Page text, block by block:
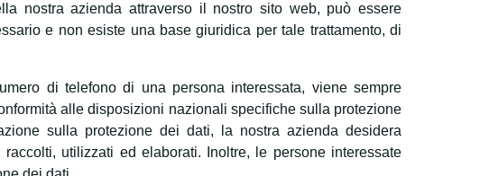
nostra azienda attraverso il nostro sito web, può essere
e non esiste una base giuridica per tale trattamento, di
di telefono di una persona interessata, viene sempre
alle disposizioni nazionali specifiche sulla protezione
sulla protezione dei dati, la nostra azienda desidera
utilizzati ed elaborati. Inoltre, le persone interessate